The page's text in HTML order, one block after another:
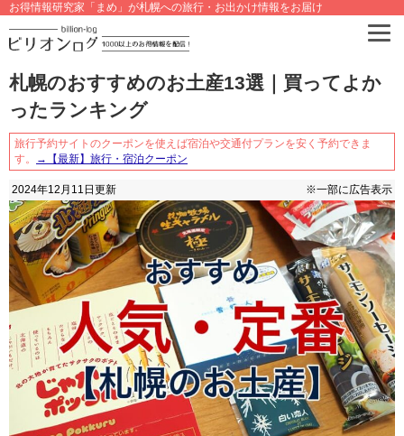
お得情報研究家「まめ」が札幌への旅行・お出かけ情報をお届け
札幌のおすすめのお土産13選｜買ってよか
ったランキング
旅行予約サイトのクーポンを使えば宿泊や交通付プランを安く予約できま
す。
→【最新】旅行・宿泊クーポン
2024年12月11日 更新 ※一部に広告表示